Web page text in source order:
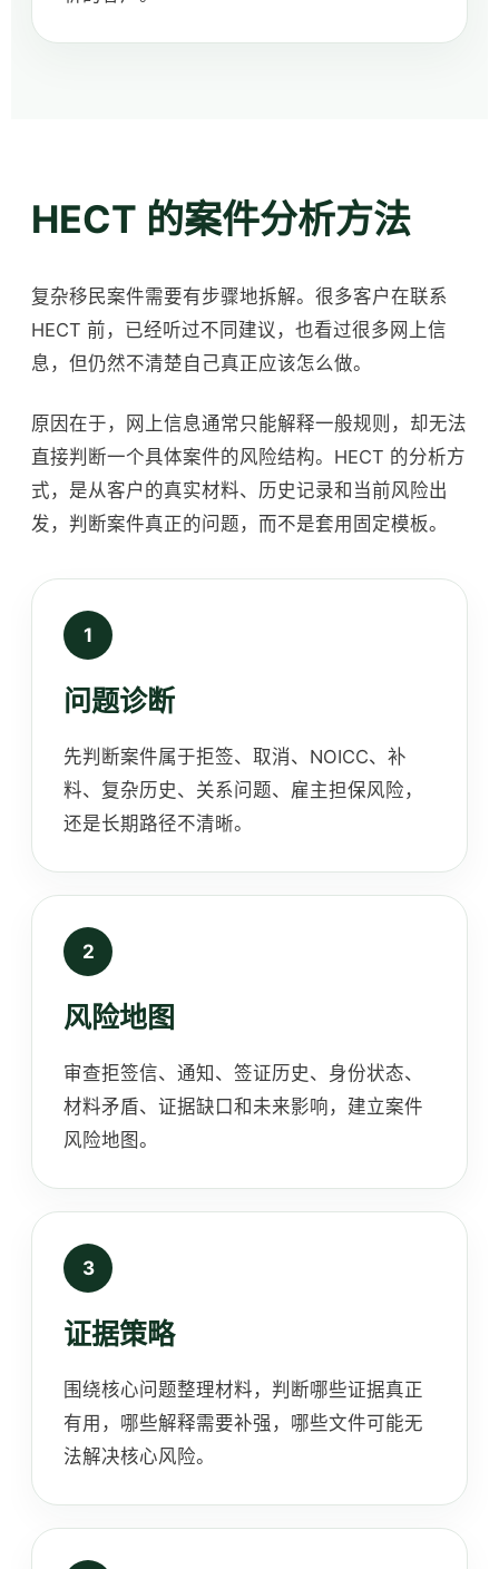
HECT 的案件分析方法
复杂移民案件需要有步骤地拆解。很多客户在联系
HECT 前，已经听过不同建议，也看过很多网上信
息，但仍然不清楚自己真正应该怎么做。
原因在于，网上信息通常只能解释一般规则，却无法
直接判断一个具体案件的风险结构。HECT 的分析方
式，是从客户的真实材料、历史记录和当前风险出
发，判断案件真正的问题，而不是套用固定模板。
问题诊断
先判断案件属于拒签、取消、NOICC、补
料、复杂历史、关系问题、雇主担保风险，
还是长期路径不清晰。
风险地图
审查拒签信、通知、签证历史、身份状态、
材料矛盾、证据缺口和未来影响，建立案件
风险地图。
证据策略
围绕核心问题整理材料，判断哪些证据真正
有用，哪些解释需要补强，哪些文件可能无
法解决核心风险。